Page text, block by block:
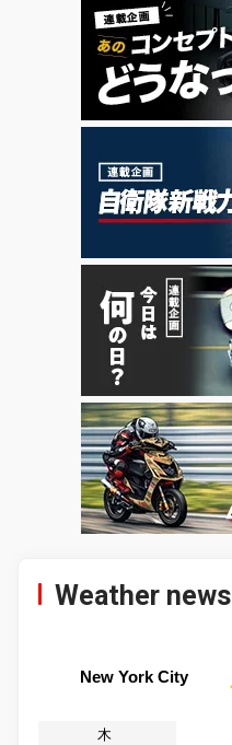
Weather news
New York City
木